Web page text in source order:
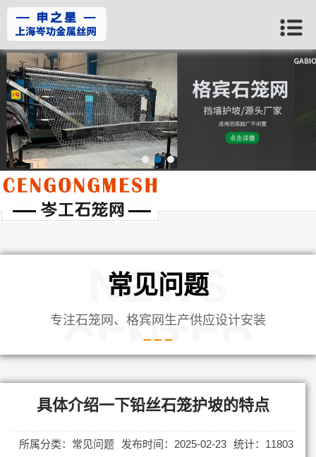
常见问题
NEWS
CENTER
专注石笼网、格宾网生产供应设计安装
具体介绍一下铅丝石笼护坡的特点
所属分类：常见问题 发布时间：2025-02-23 统计：11803